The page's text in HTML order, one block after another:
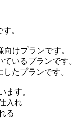
。
けプランです。
いるプランです。
たプランです。
ます。
入れ
る